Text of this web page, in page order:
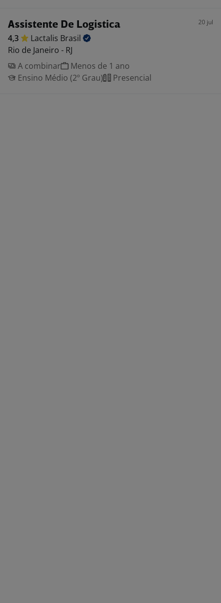
Assistente De Logistica 20 jul
4,3 Lactalis Brasil
Rio de Janeiro - RJ
A combinar
Menos de 1 ano
Ensino Médio (2º Grau)
Presencial